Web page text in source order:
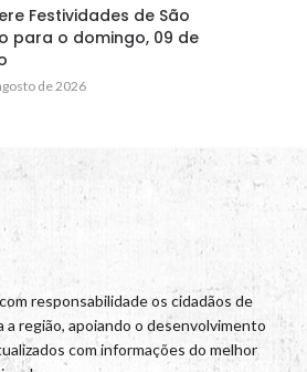
Festividades de São
para o domingo, 09 de
de 2026
responsabilidade os cidadãos de
a região, apoiando o desenvolvimento
com informações do melhor